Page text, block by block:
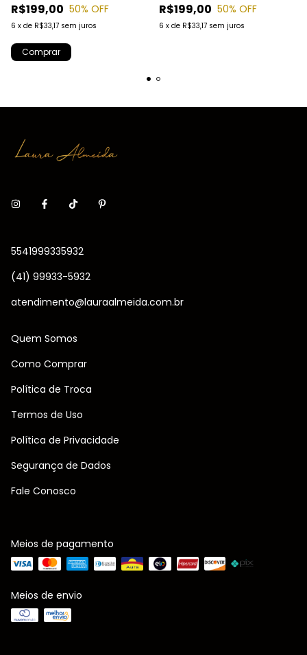
R$199,00 50% OFF
6 x de R$33,17 sem juros
Comprar
R$199,00 50% OFF
6 x de R$33,17 sem juros
5541999335932
(41) 99933-5932
atendimento@lauraalmeida.com.br
Quem Somos
Como Comprar
Política de Troca
Termos de Uso
Política de Privacidade
Segurança de Dados
Fale Conosco
Meios de pagamento
Meios de envio